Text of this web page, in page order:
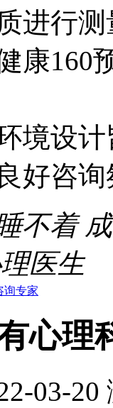
进行
康160
境设
好咨
不着
医生
询专家
心理
03-20